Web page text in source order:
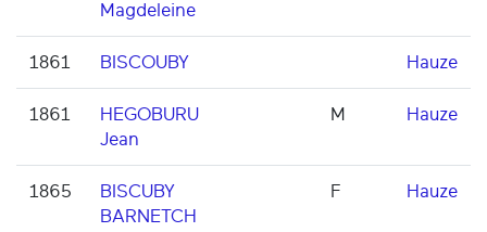
Magdeleine
1861 BISCOUBY Hauze
1861
HEGOBURU
Jean
M Hauze
1865
BISCUBY
BARNETCH
F Hauze